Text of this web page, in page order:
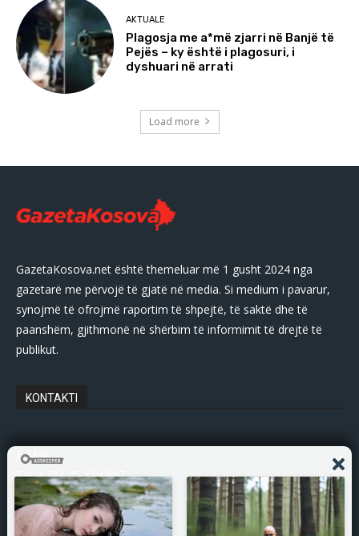
AKTUALE
Plagosja me a*më zjarri në Banjë të
Pejës – ky është i plagosuri, i
dyshuari në arrati
Load more
GazetaKosova.net është themeluar më 1 gusht 2024 nga
gazetarë me përvojë të gjatë në media. Si medium i pavarur,
synojmë të ofrojmë raportim të shpejtë, të saktë dhe të
paanshëm, gjithmonë në shërbim të informimit të drejtë të
publikut.
KONTAKTI
E-Mail:gazetakosovanet@gmail.com
Tel: +383 45 339 807